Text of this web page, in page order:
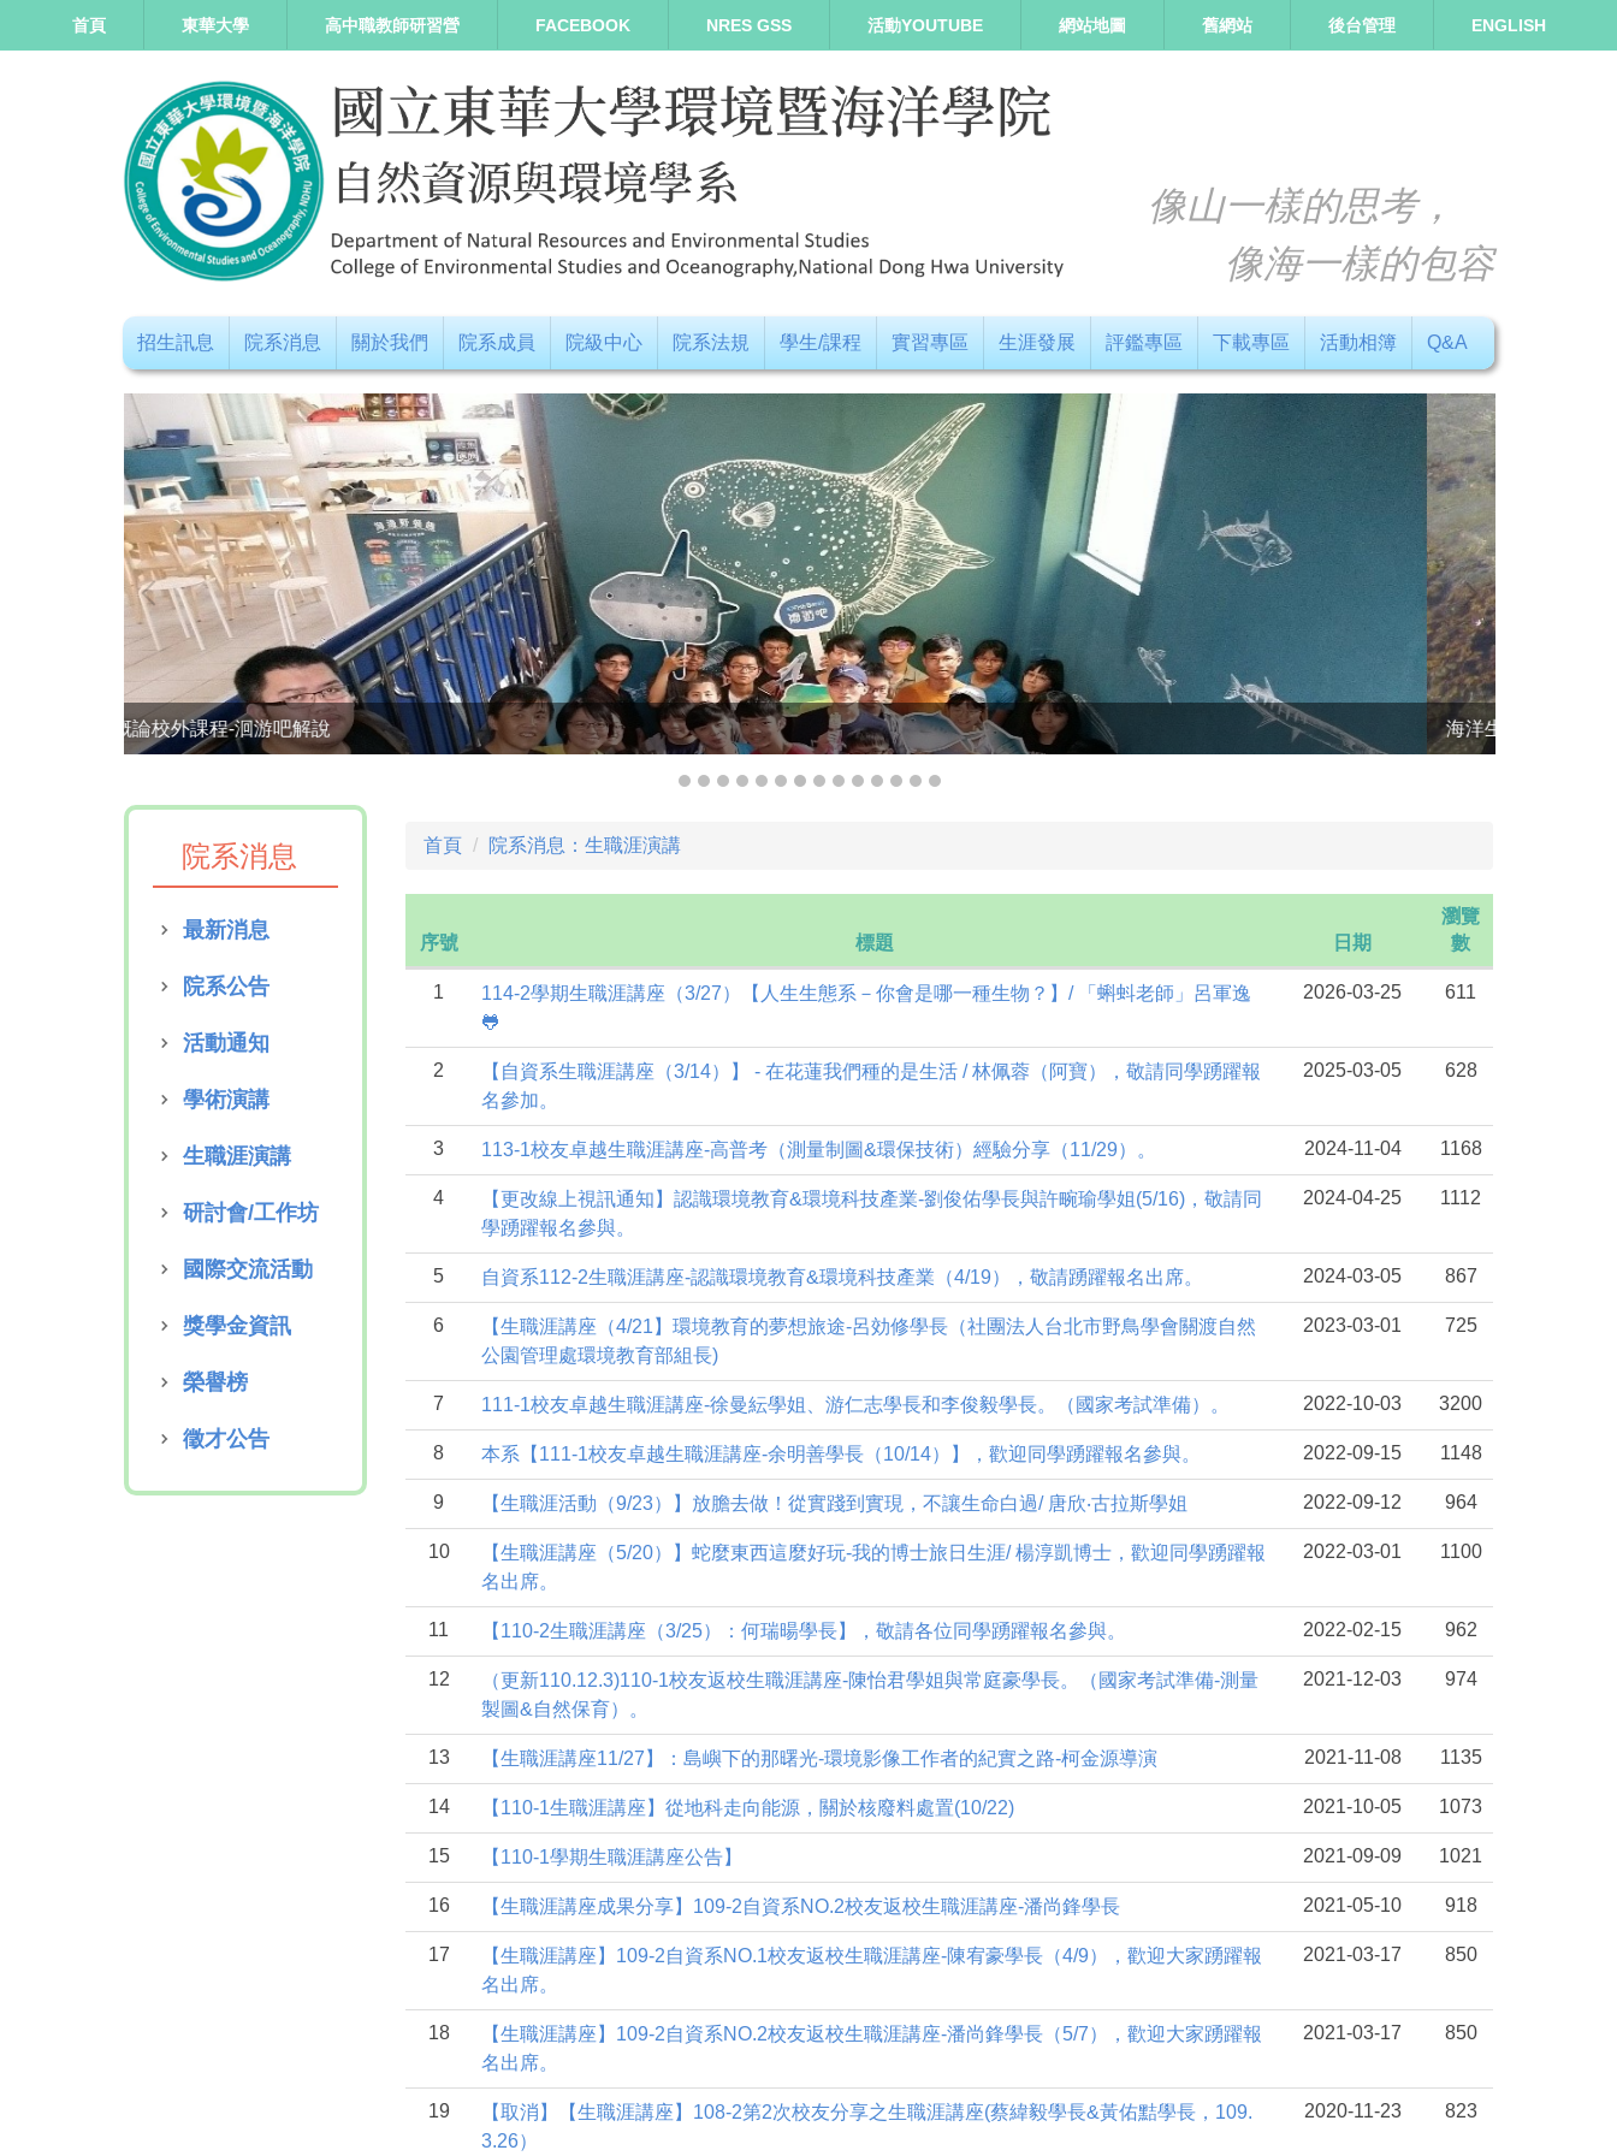
到
首頁 東華大學 高中職教師研習營 FACEBOOK NRES GSS 活動YOUTUBE 網站地圖 舊網站 後台管理 ENGLISH
像山一樣的思考，
像海一樣的包容
招生訊息 院系消息 關於我們 院系成員 院級中心 院系法規 學生/課程 實習專區 生涯發展 評鑑專區 下載專區 活動相簿 Q&A
海洋生態學潮間帶實地觀察
院系消息
最新消息
院系公告
活動通知
學術演講
生職涯演講
研討會/工作坊
國際交流活動
獎學金資訊
榮譽榜
徵才公告
首頁 院系消息：生職涯演講
序號 標題 日期
瀏覽
數
1
114-2學期生職涯講座（3/27）【人生生態系－你會是哪一種生物？】/ 「蝌蚪老師」呂軍逸
🐸
2026-03-25 611
2
【自資系生職涯講座（3/14）】 - 在花蓮我們種的是生活 / 林佩蓉（阿寶），敬請同學踴躍報
名參加。
2025-03-05 628
3 113-1校友卓越生職涯講座-高普考（測量制圖&環保技術）經驗分享（11/29）。 2024-11-04 1168
4
【更改線上視訊通知】認識環境教育&環境科技產業-劉俊佑學長與許畹瑜學姐(5/16)，敬請同
學踴躍報名參與。
2024-04-25 1112
5 自資系112-2生職涯講座-認識環境教育&環境科技產業（4/19），敬請踴躍報名出席。 2024-03-05 867
6
【生職涯講座（4/21】環境教育的夢想旅途-呂効修學長（社團法人台北市野鳥學會關渡自然
公園管理處環境教育部組長)
2023-03-01 725
7 111-1校友卓越生職涯講座-徐曼紜學姐、游仁志學長和李俊毅學長。（國家考試準備）。 2022-10-03 3200
8 本系【111-1校友卓越生職涯講座-余明善學長（10/14）】，歡迎同學踴躍報名參與。 2022-09-15 1148
9 【生職涯活動（9/23）】放膽去做！從實踐到實現，不讓生命白過/ 唐欣‧古拉斯學姐 2022-09-12 964
10
【生職涯講座（5/20）】蛇麼東西這麼好玩-我的博士旅日生涯/ 楊淳凱博士，歡迎同學踴躍報
名出席。
2022-03-01 1100
11 【110-2生職涯講座（3/25）：何瑞暘學長】，敬請各位同學踴躍報名參與。 2022-02-15 962
12
（更新110.12.3)110-1校友返校生職涯講座-陳怡君學姐與常庭豪學長。（國家考試準備-測量
製圖&自然保育）。
2021-12-03 974
13 【生職涯講座11/27】：島嶼下的那曙光-環境影像工作者的紀實之路-柯金源導演 2021-11-08 1135
14 【110-1生職涯講座】從地科走向能源，關於核廢料處置(10/22) 2021-10-05 1073
15 【110-1學期生職涯講座公告】 2021-09-09 1021
16 【生職涯講座成果分享】109-2自資系NO.2校友返校生職涯講座-潘尚鋒學長 2021-05-10 918
17
【生職涯講座】109-2自資系NO.1校友返校生職涯講座-陳宥豪學長（4/9），歡迎大家踴躍報
名出席。
2021-03-17 850
18
【生職涯講座】109-2自資系NO.2校友返校生職涯講座-潘尚鋒學長（5/7），歡迎大家踴躍報
名出席。
2021-03-17 850
19
【取消】【生職涯講座】108-2第2次校友分享之生職涯講座(蔡緯毅學長&黃佑黠學長，109.
3.26）
2020-11-23 823